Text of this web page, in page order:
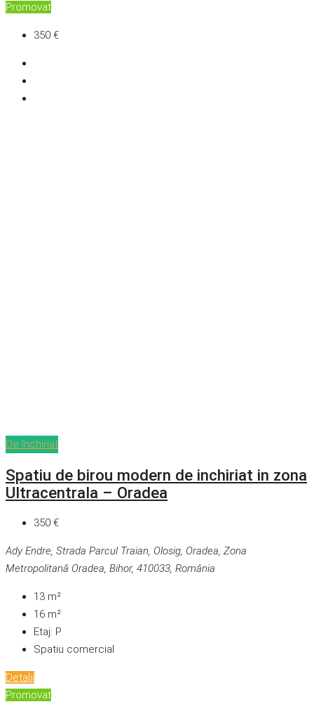
Promovat
350 €
De închiriat
Spatiu de birou modern de inchiriat in zona
Ultracentrala – Oradea
350 €
Ady Endre, Strada Parcul Traian, Olosig, Oradea, Zona
Metropolitană Oradea, Bihor, 410033, România
13 m²
16 m²
Etaj: P
Spatiu comercial
Detalii
Promovat